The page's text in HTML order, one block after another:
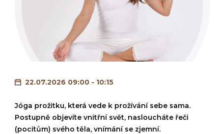
22.07.2026 09:00 - 10:15
Jóga prožitku, která vede k prožívání sebe sama.
Postupně objevíte vnitřní svět, nasloucháte řeči
(pocitům) svého těla, vnímání se zjemní.